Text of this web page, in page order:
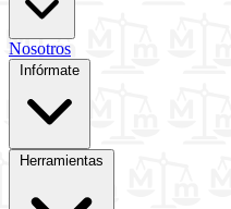
Nosotros